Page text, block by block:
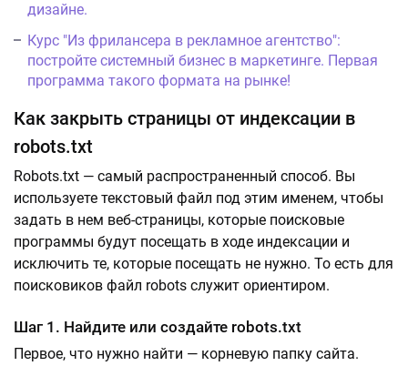
дизайне.
Курс "Из фрилансера в рекламное агентство":
постройте системный бизнес в маркетинге. Первая
программа такого формата на рынке!
Как закрыть страницы от индексации в
robots.txt
Robots.txt — самый распространенный способ. Вы
используете текстовый файл под этим именем, чтобы
задать в нем веб-страницы, которые поисковые
программы будут посещать в ходе индексации и
исключить те, которые посещать не нужно. То есть для
поисковиков файл robots служит ориентиром.
Шаг 1. Найдите или создайте robots.txt
Первое, что нужно найти — корневую папку сайта.